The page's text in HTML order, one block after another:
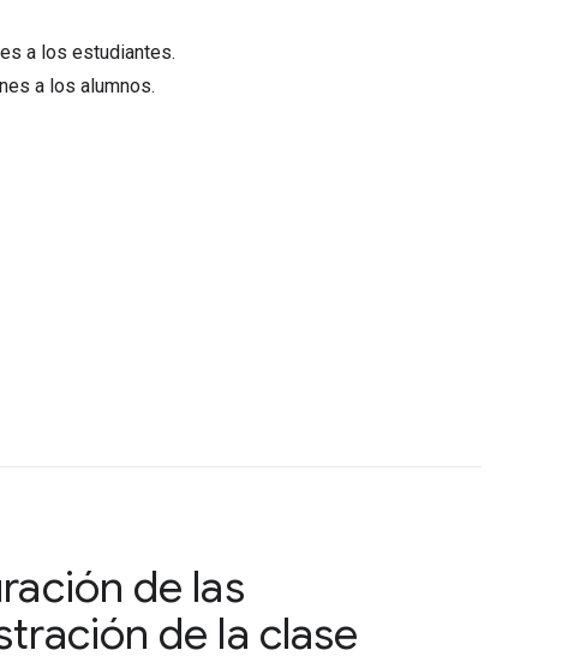
a los estudiantes.
a los alumnos.
de las
de la clase